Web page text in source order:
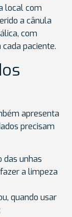
local com
a cânula
com
paciente.
apresenta
precisam
das unhas
a limpeza
quando usar